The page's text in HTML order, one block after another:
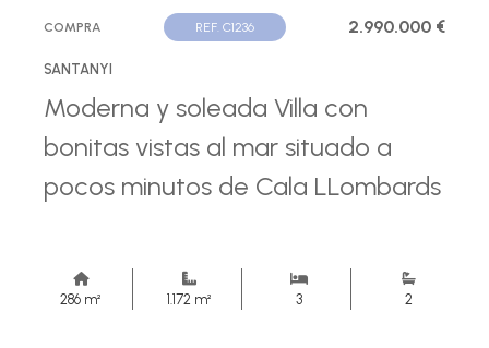
COMPRA REF. C1236 2.990.000 €
SANTANYI
Moderna y soleada Villa con
bonitas vistas al mar situado a
pocos minutos de Cala LLombards
286 m² 1.172 m² 3 2